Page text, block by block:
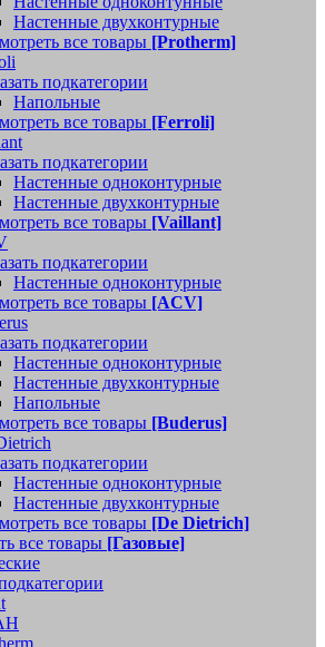
Настенные двухконтурные
все товары [Protherm]
подкатегории
Напольные
все товары [Ferroli]
подкатегории
Настенные одноконтурные
Настенные двухконтурные
все товары [Vaillant]
подкатегории
Настенные одноконтурные
все товары [ACV]
подкатегории
Настенные одноконтурные
Настенные двухконтурные
Напольные
все товары [Buderus]
подкатегории
Настенные одноконтурные
Настенные двухконтурные
все товары [De Dietrich]
все товары [Газовые]